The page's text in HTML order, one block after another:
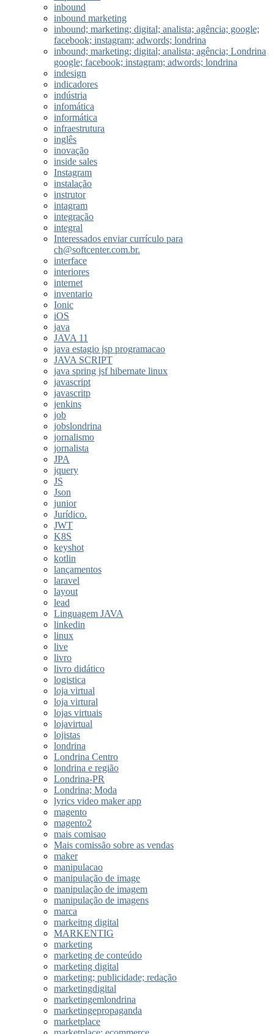
inbound
inbound marketing
inbound; marketing; digital; analista; agência; google;
facebook; instagram; adwords; londrina
inbound; marketing; digital; analista; agência; Londrina
google; facebook; instagram; adwords; londrina
indesign
indicadores
indústria
infomática
informática
infraestrutura
inglês
inovação
inside sales
Instagram
instalação
instrutor
intagram
integração
integral
Interessados enviar currículo para
ch@softcenter.com.br.
interface
interiores
internet
inventario
Ionic
iOS
java
JAVA 11
java estagio jsp programacao
JAVA SCRIPT
java spring jsf hibernate linux
javascript
javascritp
jenkins
job
jobslondrina
jornalismo
jornalista
JPA
jquery
JS
Json
junior
Jurídico.
JWT
K8S
keyshot
kotlin
lançamentos
laravel
layout
lead
Linguagem JAVA
linkedin
linux
live
livro
livro didático
logistica
loja virtual
loja virtural
lojas virtuais
lojavirtual
lojistas
londrina
Londrina Centro
londrina e região
Londrina-PR
Londrina; Moda
lyrics video maker app
magento
magento2
mais comisao
Mais comissão sobre as vendas
maker
manipulacao
manipulação de image
manipulação de imagem
manipulação de imagens
marca
markeitng digital
MARKENTIG
marketing
marketing de conteúdo
marketing digital
marketing; publicidade; redação
marketingdigital
marketingemlondrina
marketingepropaganda
marketplace